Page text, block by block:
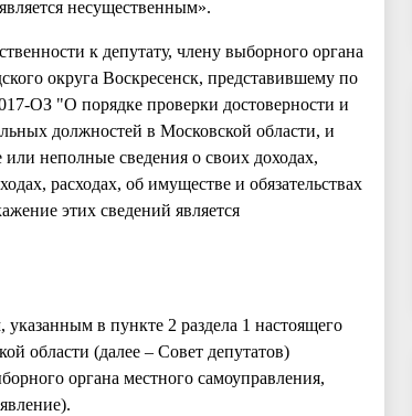
несущественным».
к депутату, члену выборного органа
округа Воскресенск, представившему по
ОЗ "О порядке проверки достоверности и
должностей в Московской области, и
неполные сведения о своих доходах,
расходах, об имуществе и обязательствах
этих сведений является
в пункте 2 раздела 1 настоящего
области (далее – Совет депутатов)
органа местного самоуправления,